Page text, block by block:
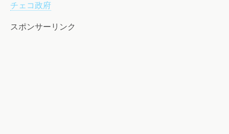
チェコ政府
スポンサーリンク